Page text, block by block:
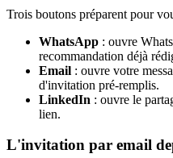
Trois boutons préparent pour
WhatsApp : ouvre
recommandation déjà
Email : ouvre votre
d'invitation pré-remplis.
LinkedIn : ouvre le
lien.
L'invitation par email